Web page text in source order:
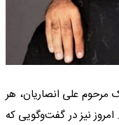
علی انصاریان، هر
نیز در گفت‌وگویی که